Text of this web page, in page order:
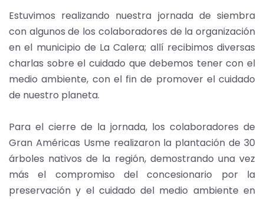
Estuvimos realizando nuestra jornada de siembra
con algunos de los colaboradores de la organización
en el municipio de La Calera; allí recibimos diversas
charlas sobre el cuidado que debemos tener con el
medio ambiente, con el fin de promover el cuidado
de nuestro planeta.
Para el cierre de la jornada, los colaboradores de
Gran Américas Usme realizaron la plantación de 30
árboles nativos de la región, demostrando una vez
más el compromiso del concesionario por la
preservación y el cuidado del medio ambiente en